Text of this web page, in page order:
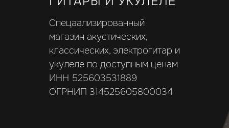
Спецаализированный
магазин акустических,
классических, электрогитар и
укулеле по доступным ценам
ИНН 525603531889
ОГРНИП 314525605800034